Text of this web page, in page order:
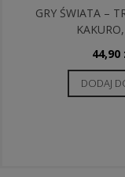
GRY ŚWIATA –
44,90
DODAJ